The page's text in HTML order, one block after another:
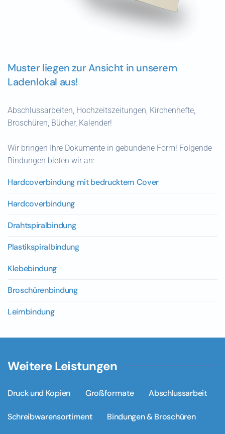
Muster liegen zur Ansicht in unserem
Ladenlokal aus!
Abschlussarbeiten, Hochzeitszeitungen, Kirchenhefte,
Broschüren, Bücher, Kalender!
Wir bringen Ihre Dokumente in gebundene Form! Folgende
Bindungen bieten wir an:
Hardcoverbindung mit bedrucktem Cover
Hardcoverbindung
Drahtspiralbindung
Plastikspiralbindung
Klebebindung
Broschürenbindung
Leimbindung
Weitere Leistungen
Druck und Kopien Großformate Abschlussarbeit
Schreibwarensortiment Bindungen & Broschüren